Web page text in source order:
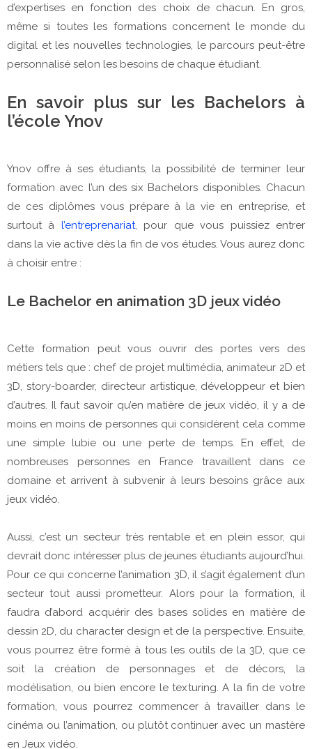
d’expertises en fonction des choix de chacun. En gros,
même si toutes les formations concernent le monde du
digital et les nouvelles technologies, le parcours peut-être
personnalisé selon les besoins de chaque étudiant.
En savoir plus sur les Bachelors à
l’école Ynov
Ynov offre à ses étudiants, la possibilité de terminer leur
formation avec l’un des six Bachelors disponibles. Chacun
de ces diplômes vous prépare à la vie en entreprise, et
surtout à l’entreprenariat, pour que vous puissiez entrer
dans la vie active dès la fin de vos études. Vous aurez donc
à choisir entre :
Le Bachelor en animation 3D jeux vidéo
Cette formation peut vous ouvrir des portes vers des
métiers tels que : chef de projet multimédia, animateur 2D et
3D, story-boarder, directeur artistique, développeur et bien
d’autres. Il faut savoir qu’en matière de jeux vidéo, il y a de
moins en moins de personnes qui considèrent cela comme
une simple lubie ou une perte de temps. En effet, de
nombreuses personnes en France travaillent dans ce
domaine et arrivent à subvenir à leurs besoins grâce aux
jeux vidéo.
Aussi, c’est un secteur très rentable et en plein essor, qui
devrait donc intéresser plus de jeunes étudiants aujourd’hui.
Pour ce qui concerne l’animation 3D, il s’agit également d’un
secteur tout aussi prometteur. Alors pour la formation, il
faudra d’abord acquérir des bases solides en matière de
dessin 2D, du character design et de la perspective. Ensuite,
vous pourrez être formé à tous les outils de la 3D, que ce
soit la création de personnages et de décors, la
modélisation, ou bien encore le texturing. A la fin de votre
formation, vous pourrez commencer à travailler dans le
cinéma ou l’animation, ou plutôt continuer avec un mastère
en Jeux vidéo.